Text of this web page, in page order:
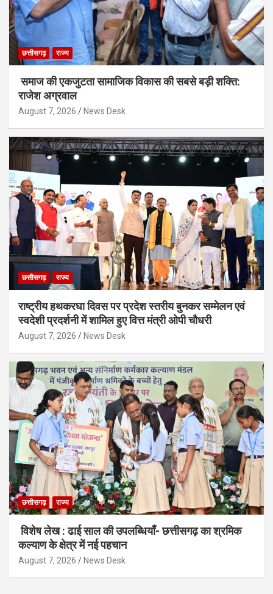
छत्तीसगढ़ राज्य
समाज की एकजुटता सामाजिक विकास की सबसे बड़ी शक्ति:
राजेश अग्रवाल
August 7, 2026 News Desk
छत्तीसगढ़ राज्य
राष्ट्रीय हथकरघा दिवस पर प्रदेश स्तरीय बुनकर सम्मेलन एवं
स्वदेशी प्रदर्शनी में शामिल हुए वित्त मंत्री ओपी चौधरी
August 7, 2026 News Desk
छत्तीसगढ़ राज्य
विशेष लेख : ढाई साल की उपलब्धियाँ- छत्तीसगढ़ का श्रमिक
कल्याण के क्षेत्र में नई पहचान
August 7, 2026 News Desk